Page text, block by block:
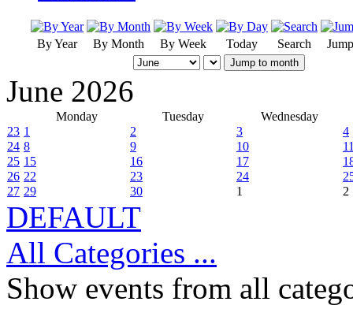
By Year By Month By Week Today Search
Jump to month
June 2026
Monday Tuesday
Wednesday
23 1 2 3
4
24 8 9 10
25 15 16 17
26 22 23 24
27 29 30 1 2
DEFAULT
All Categories ...
Show events from all